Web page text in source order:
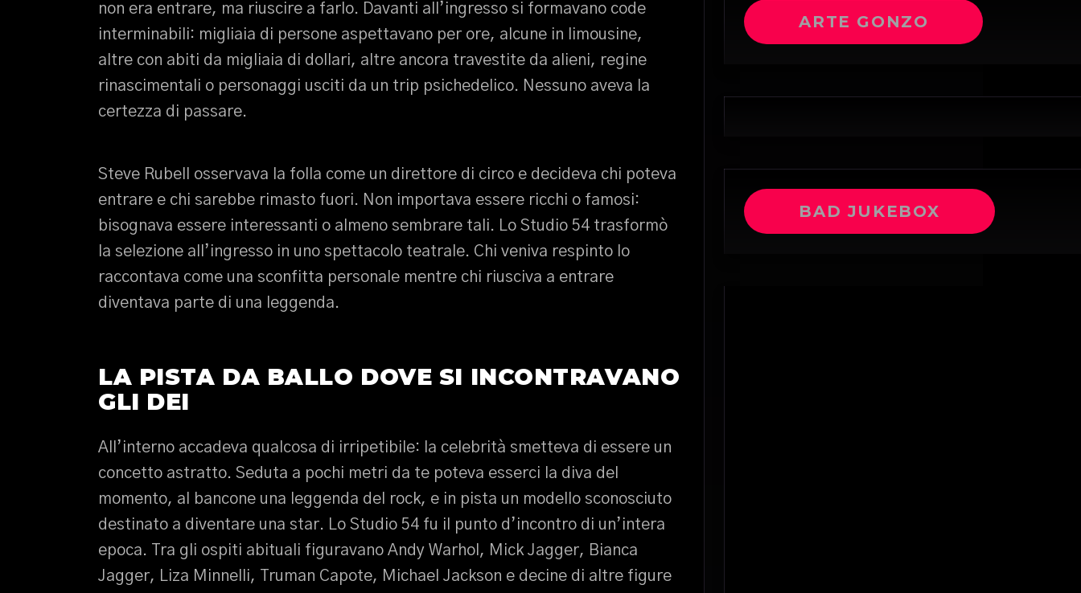
non era entrare, ma riuscire a farlo. Davanti all’ingresso si formavano code
interminabili: migliaia di persone aspettavano per ore, alcune in limousine,
altre con abiti da migliaia di dollari, altre ancora travestite da alieni, regine
rinascimentali o personaggi usciti da un trip psichedelico. Nessuno aveva la
certezza di passare.
Steve Rubell osservava la folla come un direttore di circo e decideva chi poteva
entrare e chi sarebbe rimasto fuori. Non importava essere ricchi o famosi:
bisognava essere interessanti o almeno sembrare tali. Lo Studio 54 trasformò
la selezione all’ingresso in uno spettacolo teatrale. Chi veniva respinto lo
raccontava come una sconfitta personale mentre chi riusciva a entrare
diventava parte di una leggenda.
LA PISTA DA BALLO DOVE SI INCONTRAVANO
GLI DEI
All’interno accadeva qualcosa di irripetibile: la celebrità smetteva di essere un
concetto astratto. Seduta a pochi metri da te poteva esserci la diva del
momento, al bancone una leggenda del rock, e in pista un modello sconosciuto
destinato a diventare una star. Lo Studio 54 fu il punto d’incontro di un’intera
epoca. Tra gli ospiti abituali figuravano Andy Warhol, Mick Jagger, Bianca
Jagger, Liza Minnelli, Truman Capote, Michael Jackson e decine di altre figure
ARTE GONZO
BAD JUKEBOX